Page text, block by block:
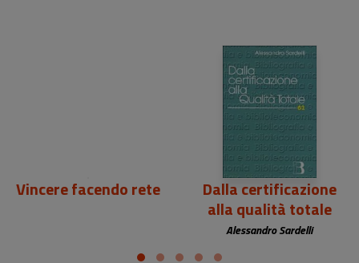
Vincere facendo rete
18,08 €
Dalla certificazione
alla qualità totale
Alessandro Sardelli